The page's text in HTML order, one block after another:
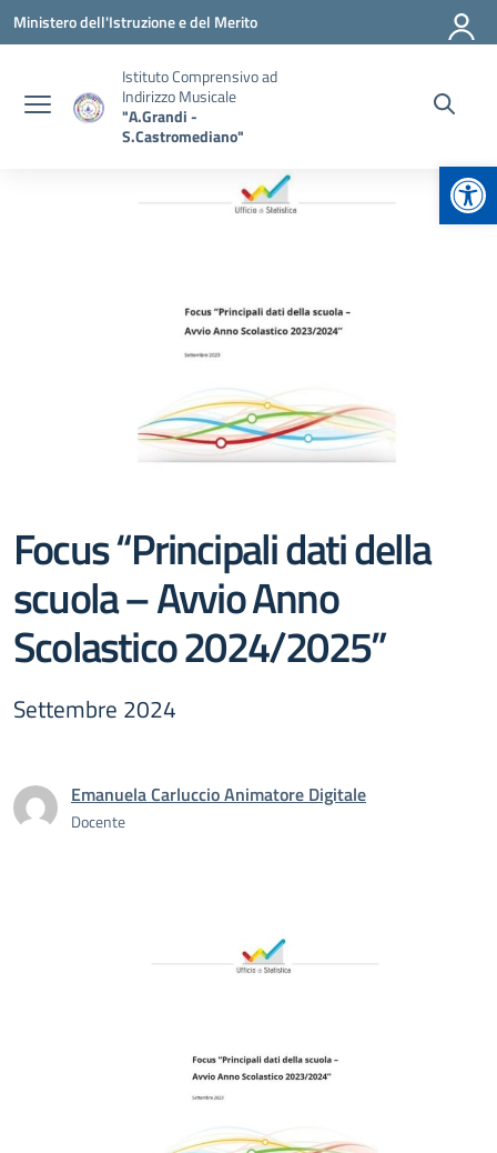
Vai ai contenuti
Vai al menu di navigazione
Vai al footer
Ministero dell'Istruzione e del Merito
Istituto Comprensivo ad
Indirizzo Musicale
"A.Grandi -
S.Castromediano"
Focus “Principali dati della
scuola – Avvio Anno
Scolastico 2024/2025”
Settembre 2024
Emanuela Carluccio Animatore Digitale
Docente